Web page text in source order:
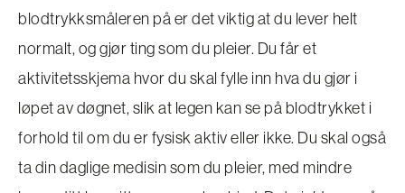
blodtrykksmåleren på er det viktig at du lever helt
normalt, og gjør ting som du pleier. Du får et
aktivitetsskjema hvor du skal fylle inn hva du gjør i
løpet av døgnet, slik at legen kan se på blodtrykket i
forhold til om du er fysisk aktiv eller ikke. Du skal også
ta din daglige medisin som du pleier, med mindre